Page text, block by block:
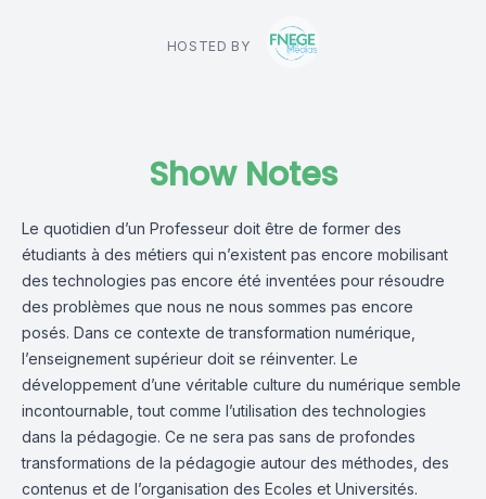
HOSTED BY
Show Notes
Le quotidien d’un Professeur doit être de former des
étudiants à des métiers qui n’existent pas encore mobilisant
des technologies pas encore été inventées pour résoudre
des problèmes que nous ne nous sommes pas encore
posés. Dans ce contexte de transformation numérique,
l’enseignement supérieur doit se réinventer. Le
développement d’une véritable culture du numérique semble
incontournable, tout comme l’utilisation des technologies
dans la pédagogie. Ce ne sera pas sans de profondes
transformations de la pédagogie autour des méthodes, des
contenus et de l’organisation des Ecoles et Universités.